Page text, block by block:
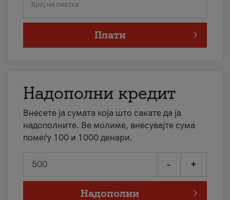
Број на сметка
Плати
Надополни кредит
Внесете ја сумата која што сакате да ја
надополните. Ве молиме, внесувајте сума
помеѓу 100 и 1000 денари.
- +
Надополни